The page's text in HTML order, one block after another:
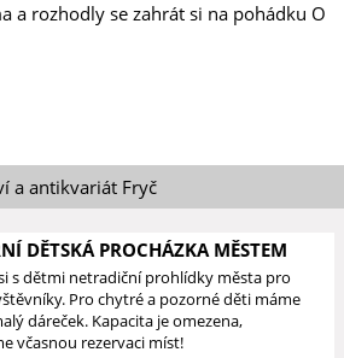
a rozhodly se zahrát si na pohádku O
a antikvariát Fryč
DĚTSKÁ PROCHÁZKA MĚSTEM
s dětmi netradiční prohlídky města pro
Pro chytré a pozorné děti máme
dáreček. Kapacita je omezena,
včasnou rezervaci míst!